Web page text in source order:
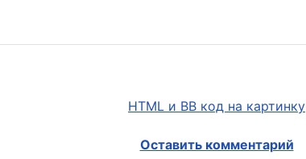
HTML и BB код на картинку
Оставить комментарий